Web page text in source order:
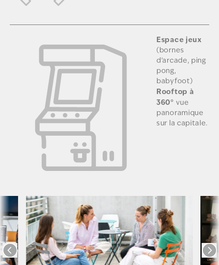
Espace jeux
(bornes
d’arcade, ping
pong,
babyfoot)
Rooftop à
360° vue
panoramique
sur la capitale.